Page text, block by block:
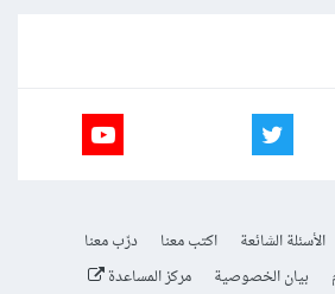
الأسئلة الشائعة اكتب معنا
درّب معنا
بيان الخصوصية مركز المساعدة